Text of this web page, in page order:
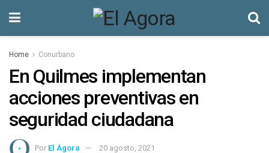
Home Conurbano
En Quilmes implementan
acciones preventivas en
seguridad ciudadana
Por El Ágora 20 agosto, 2021